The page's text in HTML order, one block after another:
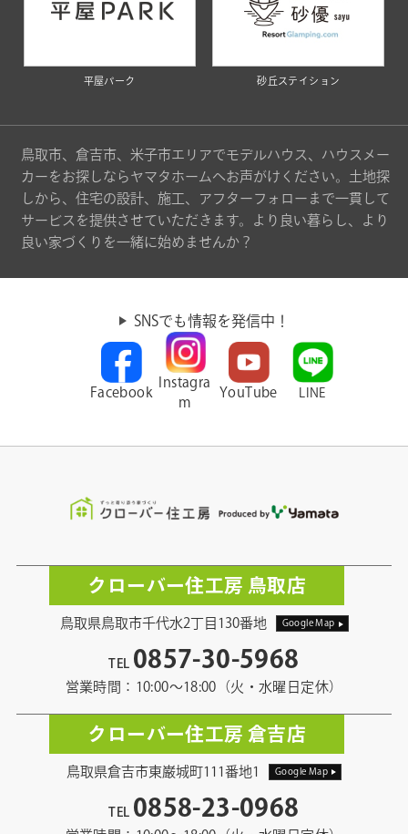
平屋パーク 砂丘ステイション
鳥取市、倉吉市、米子市エリアでモデルハウス、ハウスメー
カーをお探しならヤマタホームへお声がけください。土地探
しから、住宅の設計、施工、アフターフォローまで一貫して
サービスを提供させていただきます。より良い暮らし、より
良い家づくりを一緒に始めませんか？
SNSでも情報を発信中！
Facebook
Instagra
m
YouTube LINE
クローバー住工房 鳥取店
鳥取県鳥取市千代水2丁目130番地 Google Map
TEL 0857-30-5968
営業時間：10:00〜18:00（火・水曜日定休）
クローバー住工房 倉吉店
鳥取県倉吉市東巌城町111番地1 Google Map
TEL 0858-23-0968